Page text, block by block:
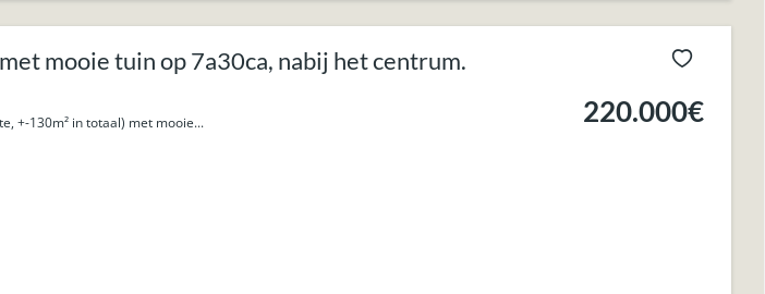
mooie tuin op 7a30ca, nabij het centrum.
+-130m² in totaal) met mooie...
220.000€